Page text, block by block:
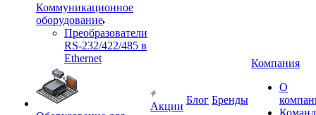
Коммуникационное
оборудование
Преобразователи
RS-232/422/485 в
Ethernet
Акции
Блог Бренды
Компания
О